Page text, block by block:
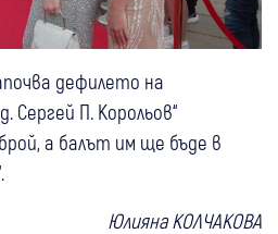
дефилето на
Сергей П. Корольов“
а балът им ще бъде в
Юлияна КОЛЧАКОВА